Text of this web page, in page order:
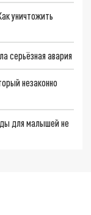
уничтожить
серьёзная авария
незаконно
для малышей не